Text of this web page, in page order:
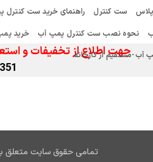
ست کنترل
راهنمای خرید ست کنترل
نحوه نصب ست کنترل پمپ آب
خرید
مستقیم از کارخانه
جهت اطلاع از تخفیفات و
تمامی حقوق سایت متعلق